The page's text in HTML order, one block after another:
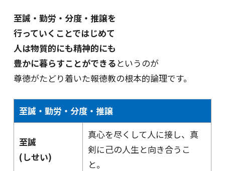
至誠・勤労・分度・推譲を
行っていくことではじめて
人は物質的にも精神的にも
豊かに暮らすことができるというのが
尊徳がたどり着いた報徳教の根本的論理です。
至誠・勤労・分度・推譲
至誠
(しせい)
真心を尽くして人に接し、真
剣に己の人生と向き合うこ
と。